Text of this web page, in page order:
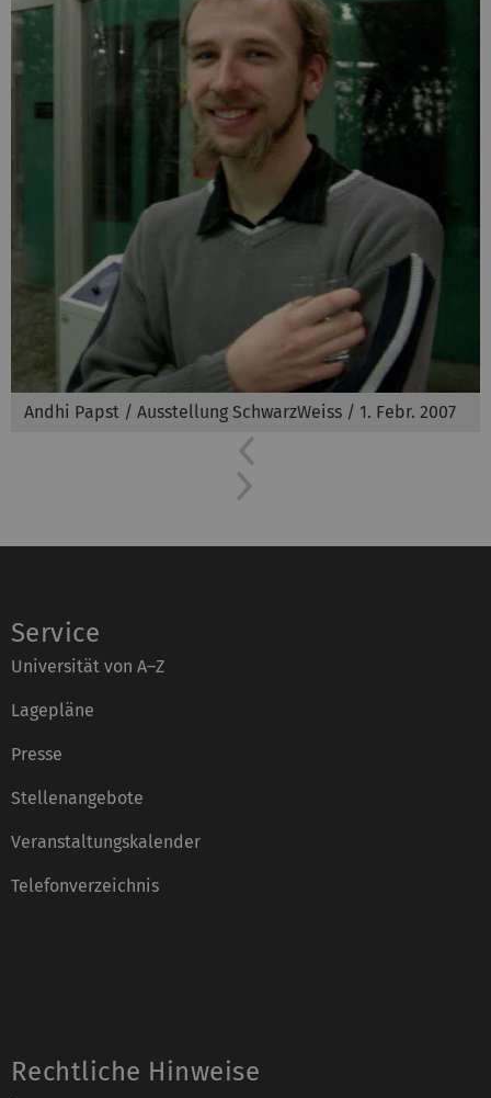
Andhi Papst / Ausstellung SchwarzWeiss / 1. Febr. 2007
Previous
Service
Universität von A–Z
Lagepläne
Presse
Stellenangebote
Veranstaltungskalender
Telefonverzeichnis
Rechtliche Hinweise